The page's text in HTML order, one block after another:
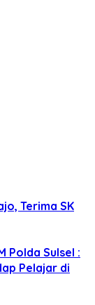
Terima SK
Polda Sulsel :
Pelajar di